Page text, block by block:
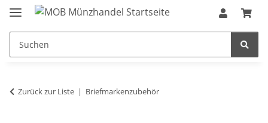
Zurück zur Liste Briefmarkenzubehör